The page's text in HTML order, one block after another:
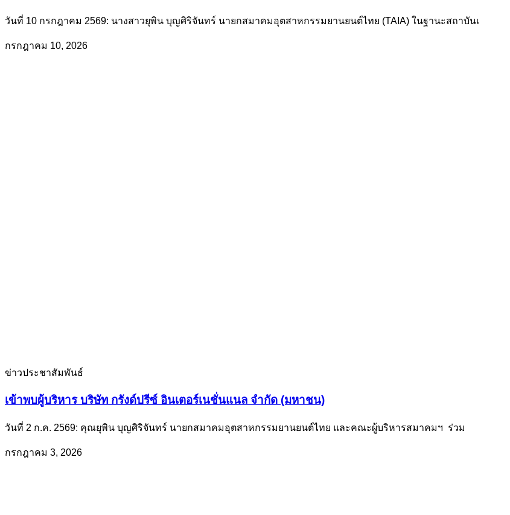
วันที่ 10 กรกฎาคม 2569: นางสาวยุพิน บุญศิริจันทร์ นายกสมาคมอุตสาหกรรมยานยนต์ไทย (TAIA) ในฐานะสถาบันเ
กรกฎาคม 10, 2026
ข่าวประชาสัมพันธ์
เข้าพบผู้บริหาร บริษัท กรังด์ปรีซ์ อินเตอร์เนชั่นแนล จำกัด (มหาชน)
วันที่ 2 ก.ค. 2569: คุณยุพิน บุญศิริจันทร์ นายกสมาคมอุตสาหกรรมยานยนต์ไทย และคณะผู้บริหารสมาคมฯ ร่วม
กรกฎาคม 3, 2026